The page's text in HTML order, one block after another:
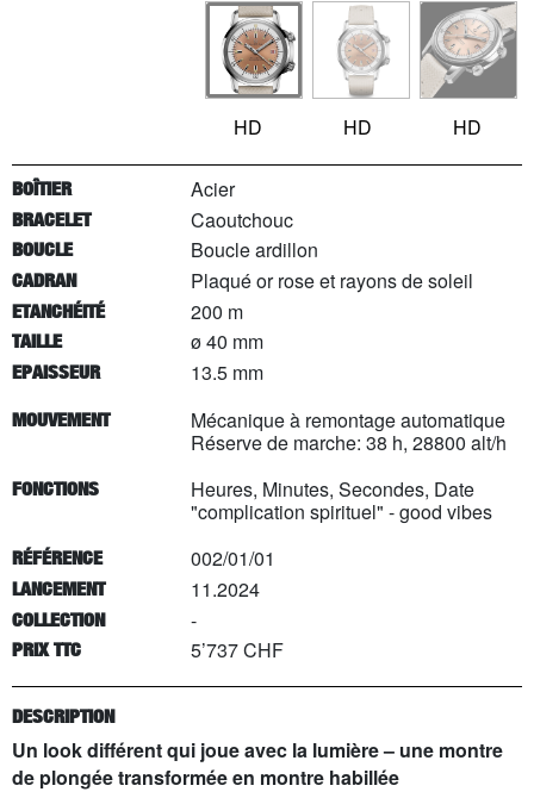
HD HD HD
BOÎTIER Acier
BRACELET Caoutchouc
BOUCLE Boucle ardillon
CADRAN Plaqué or rose et rayons de soleil
ETANCHÉITÉ 200 m
TAILLE ø 40 mm
EPAISSEUR 13.5 mm
MOUVEMENT
Mécanique à remontage automatique
Réserve de marche: 38 h, 28800 alt/h
FONCTIONS
Heures, Minutes, Secondes, Date
"complication spirituel" - good vibes
RÉFÉRENCE 002/01/01
LANCEMENT 11.2024
COLLECTION -
PRIX TTC 5’737 CHF
DESCRIPTION
Un look différent qui joue avec la lumière – une montre
de plongée transformée en montre habillée